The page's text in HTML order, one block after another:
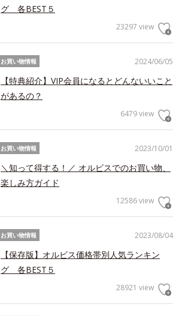
グ 各BEST５
23297 view
2024/06/05
お買い物情報
【特典紹介】VIP会員になるとどんないいこと
があるの？
6479 view
2023/10/01
お買い物情報
＼知って得する！／ オルビスでのお買い物、
楽しみ方ガイド
12586 view
2023/08/04
お買い物情報
【保存版】オルビス価格帯別人気ランキン
グ 各BEST５
28921 view